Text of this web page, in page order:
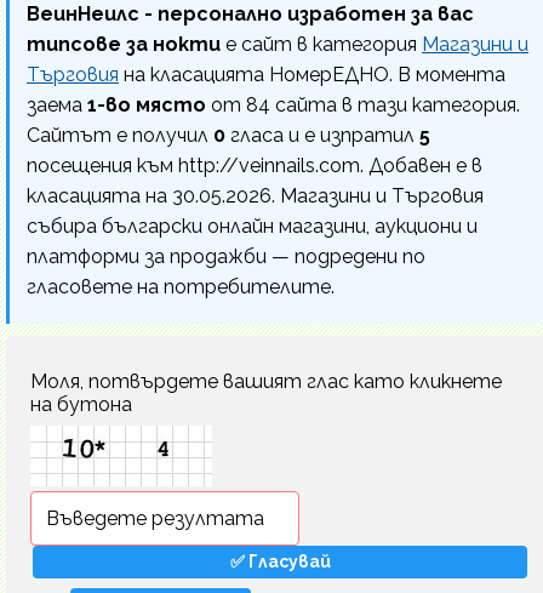
ВеинНеилс - персонално изработен за вас
типсове за нокти е сайт в категория Магазини и
Търговия на класацията НомерЕДНО. В момента
заема 1-во място от 84 сайта в тази категория.
Сайтът е получил 0 гласа и е изпратил 5
посещения към http://veinnails.com. Добавен е в
класацията на 30.05.2026. Магазини и Търговия
събира български онлайн магазини, аукциони и
платформи за продажби — подредени по
гласовете на потребителите.
Моля, потвърдете вашият глас като кликнете
на бутона